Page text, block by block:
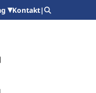
Kontakt|